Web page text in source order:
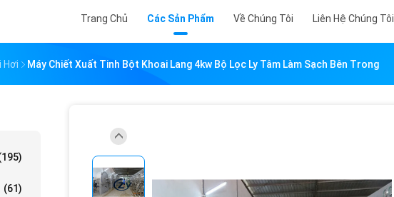
Trang Chủ Các Sản Phẩm Về Chúng Tôi Liên Hệ Chúng Tôi
Hơi Máy Chiết Xuất Tinh Bột Khoai Lang 4kw Bộ Lọc Ly Tâm Làm Sạch Bên Trong
(61)